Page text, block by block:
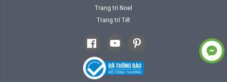
Trang trí Noel
Trang trí Tết